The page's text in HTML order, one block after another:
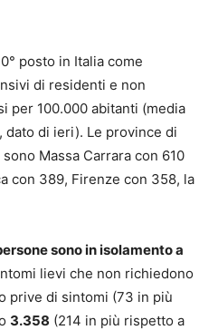
posto in Italia come
di residenti e non
per 100.000 abitanti (media
dato di ieri). Le province di
Massa Carrara con 610
con 389, Firenze con 358, la
sono in isolamento a
lievi che non richiedono
prive di sintomi (73 in più
3.358 (214 in più rispetto a